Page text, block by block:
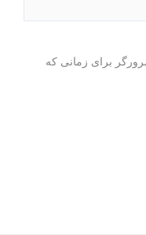
برای زمانی که